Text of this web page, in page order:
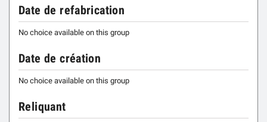
Date de refabrication
No choice available on this group
Date de création
No choice available on this group
Reliquant